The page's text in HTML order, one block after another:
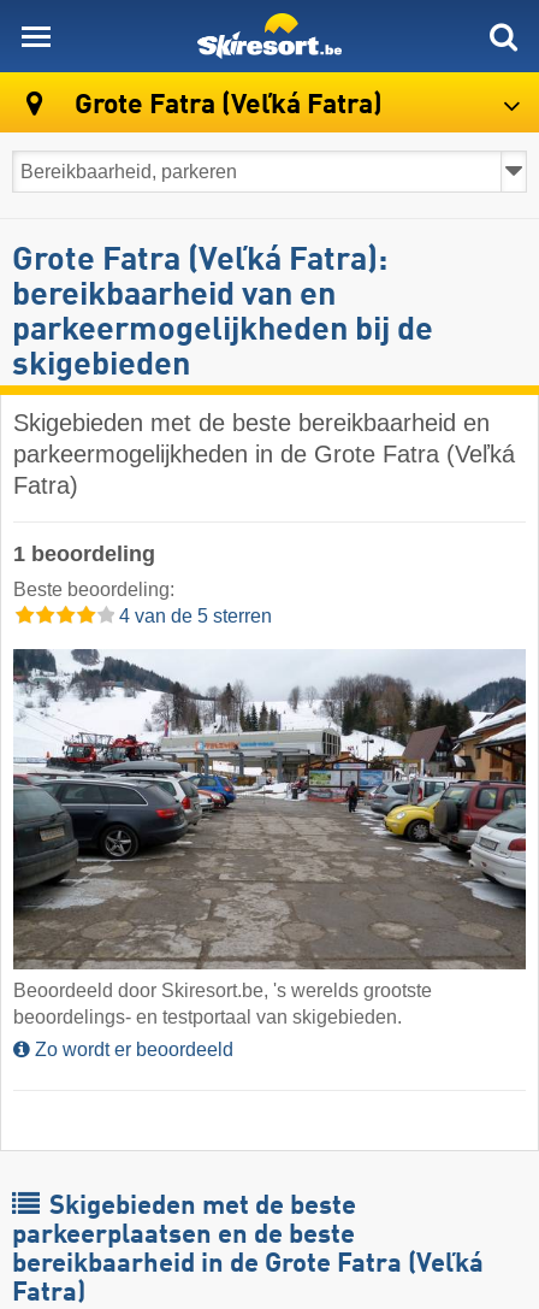
Grote Fatra (Veľká Fatra)
Grote Fatra (Veľká Fatra):
bereikbaarheid van en
parkeermogelijkheden bij de
skigebieden
Skigebieden met de beste bereikbaarheid en
parkeermogelijkheden in de Grote Fatra (Veľká
Fatra)
1 beoordeling
Beste beoordeling:
4 van de 5 sterren
Beoordeeld door Skiresort.be, 's werelds grootste
beoordelings- en testportaal van skigebieden.
Zo wordt er beoordeeld
Skigebieden met de beste
parkeerplaatsen en de beste
bereikbaarheid in de Grote Fatra (Veľká
Fatra)